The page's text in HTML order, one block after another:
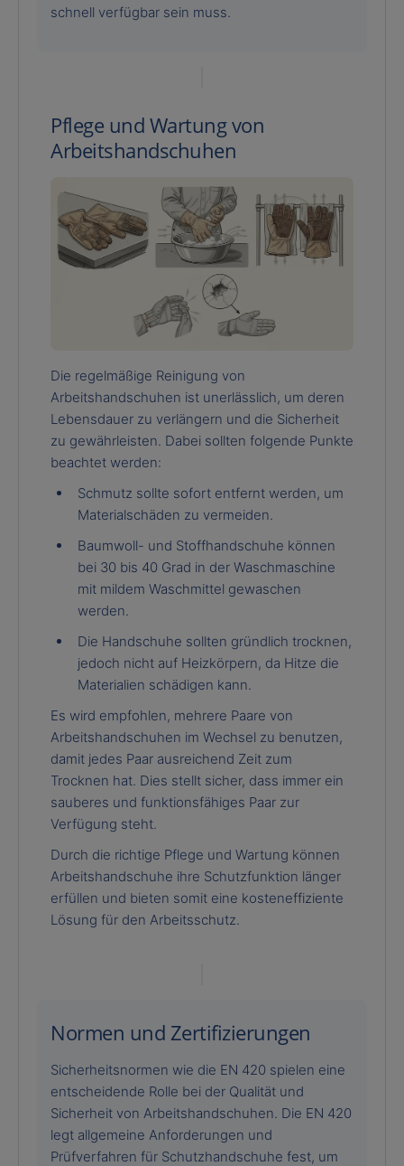
schnell verfügbar sein muss.
Pflege und Wartung von
Arbeitshandschuhen
Die regelmäßige Reinigung von
Arbeitshandschuhen ist unerlässlich, um deren
Lebensdauer zu verlängern und die Sicherheit
zu gewährleisten. Dabei sollten folgende Punkte
beachtet werden:
Schmutz sollte sofort entfernt werden, um
Materialschäden zu vermeiden.
Baumwoll- und Stoffhandschuhe können
bei 30 bis 40 Grad in der Waschmaschine
mit mildem Waschmittel gewaschen
werden.
Die Handschuhe sollten gründlich trocknen,
jedoch nicht auf Heizkörpern, da Hitze die
Materialien schädigen kann.
Es wird empfohlen, mehrere Paare von
Arbeitshandschuhen im Wechsel zu benutzen,
damit jedes Paar ausreichend Zeit zum
Trocknen hat. Dies stellt sicher, dass immer ein
sauberes und funktionsfähiges Paar zur
Verfügung steht.
Durch die richtige Pflege und Wartung können
Arbeitshandschuhe ihre Schutzfunktion länger
erfüllen und bieten somit eine kosteneffiziente
Lösung für den Arbeitsschutz.
Normen und Zertifizierungen
Sicherheitsnormen wie die EN 420 spielen eine
entscheidende Rolle bei der Qualität und
Sicherheit von Arbeitshandschuhen. Die EN 420
legt allgemeine Anforderungen und
Prüfverfahren für Schutzhandschuhe fest, um